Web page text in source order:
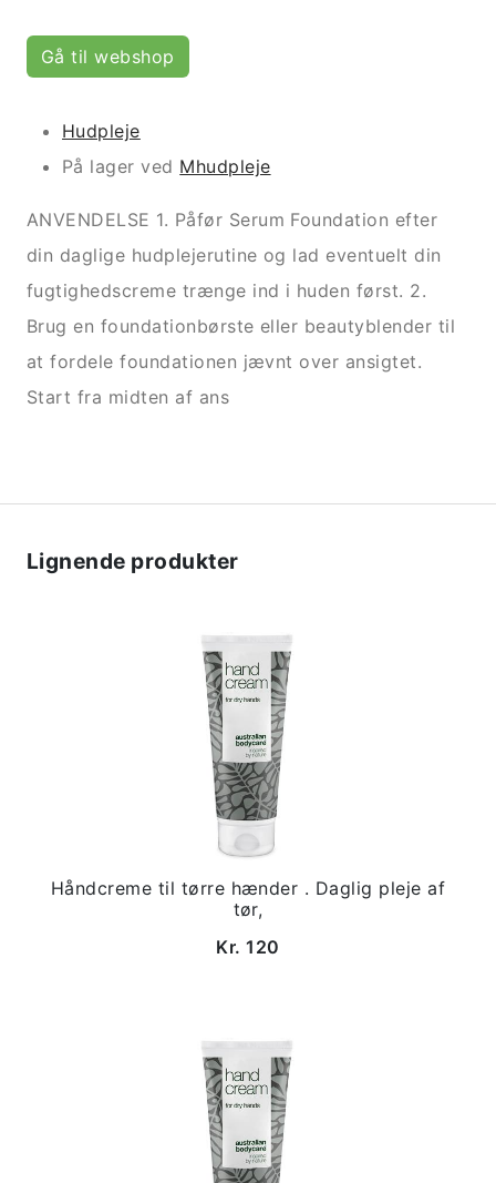
Gå til webshop
Hudpleje
På lager ved Mhudpleje
ANVENDELSE 1. Påfør Serum Foundation efter
din daglige hudplejerutine og lad eventuelt din
fugtighedscreme trænge ind i huden først. 2.
Brug en foundationbørste eller beautyblender til
at fordele foundationen jævnt over ansigtet.
Start fra midten af ans
Lignende produkter
Håndcreme til tørre hænder . Daglig pleje af
tør,
Kr. 120